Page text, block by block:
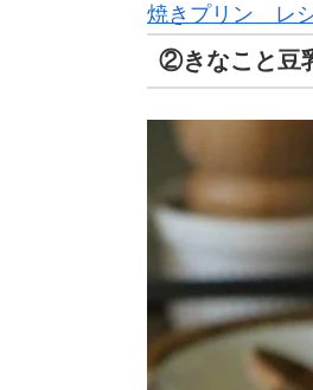
焼きプリン レ
②きなこと豆